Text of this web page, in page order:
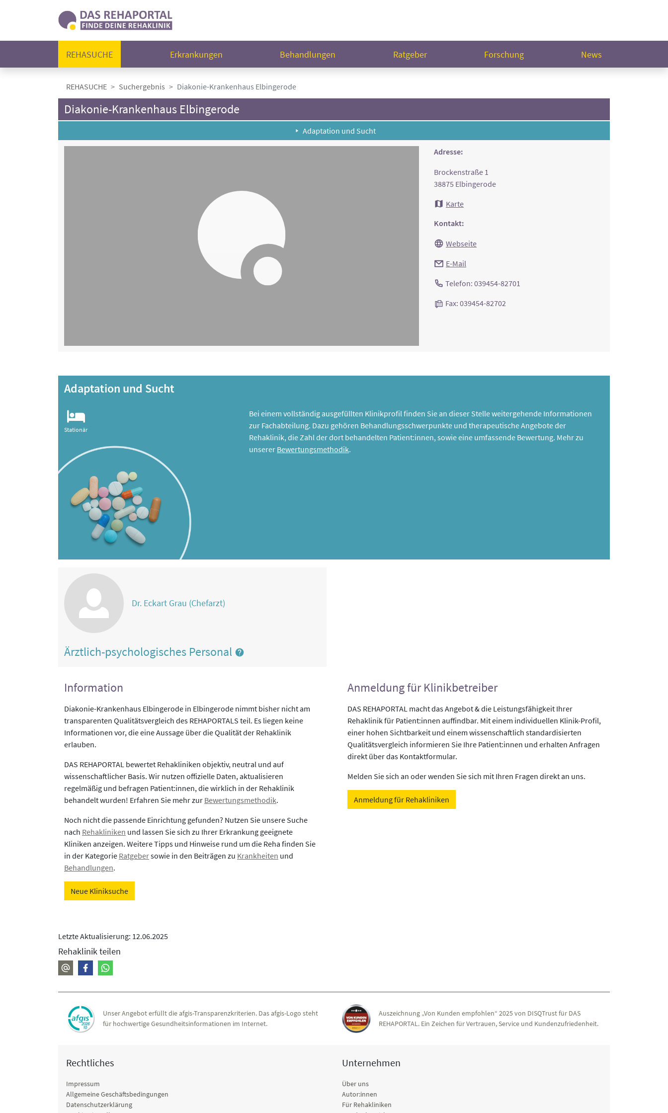
REHASUCHE Erkrankungen Behandlungen Ratgeber Forschung News
REHASUCHE Suchergebnis Diakonie-Krankenhaus Elbingerode
Diakonie-Krankenhaus Elbingerode
Adaptation und Sucht
Adresse:
Brockenstraße 1
38875 Elbingerode
Karte
Kontakt:
Webseite
E-Mail
Telefon: 039454-82701
Fax: 039454-82702
Adaptation und Sucht
Stationär
Bei einem vollständig ausgefüllten Klinikprofil finden Sie an dieser Stelle weitergehende Informationen
zur Fachabteilung. Dazu gehören Behandlungsschwerpunkte und therapeutische Angebote der
Rehaklinik, die Zahl der dort behandelten Patient:innen, sowie eine umfassende Bewertung. Mehr zu
unserer Bewertungsmethodik.
Dr. Eckart Grau (Chefarzt)
Ärztlich-psychologisches Personal
Information
Diakonie-Krankenhaus Elbingerode in Elbingerode nimmt bisher nicht am
transparenten Qualitätsvergleich des REHAPORTALS teil. Es liegen keine
Informationen vor, die eine Aussage über die Qualität der Rehaklinik
erlauben.
DAS REHAPORTAL bewertet Rehakliniken objektiv, neutral und auf
wissenschaftlicher Basis. Wir nutzen offizielle Daten, aktualisieren
regelmäßig und befragen Patient:innen, die wirklich in der Rehaklinik
behandelt wurden! Erfahren Sie mehr zur Bewertungsmethodik.
Noch nicht die passende Einrichtung gefunden? Nutzen Sie unsere Suche
nach Rehakliniken und lassen Sie sich zu Ihrer Erkrankung geeignete
Kliniken anzeigen. Weitere Tipps und Hinweise rund um die Reha finden Sie
in der Kategorie Ratgebersowie in den Beiträgen zu Krankheiten und
Behandlungen.
Neue Kliniksuche
Anmeldung für Klinikbetreiber
DAS REHAPORTAL macht das Angebot & die Leistungsfähigkeit Ihrer
Rehaklinik für Patient:innen auffindbar. Mit einem individuellen Klinik-Profil,
einer hohen Sichtbarkeit und einem wissenschaftlich standardisierten
Qualitätsvergleich informieren Sie Ihre Patient:innen und erhalten Anfragen
direkt über das Kontaktformular.
Melden Sie sich an oder wenden Sie sich mit Ihren Fragen direkt an uns.
Anmeldung für Rehakliniken
Letzte Aktualisierung: 12.06.2025
Rehaklinik teilen
Unser Angebot erfüllt die afgis-Transparenzkriterien. Das afgis-Logo steht
für hochwertige Gesundheitsinformationen im Internet.
Auszeichnung „Von Kunden empfohlen“ 2025 von DISQTrust für DAS
REHAPORTAL. Ein Zeichen für Vertrauen, Service und Kundenzufriedenheit.
Rechtliches
Impressum
Allgemeine Geschäftsbedingungen
Datenschutzerklärung
Unternehmen
Über uns
Autor:innen
Für Rehakliniken